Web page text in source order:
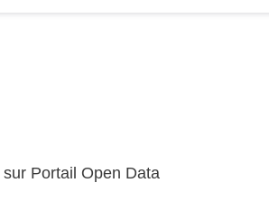
Portail Open Data